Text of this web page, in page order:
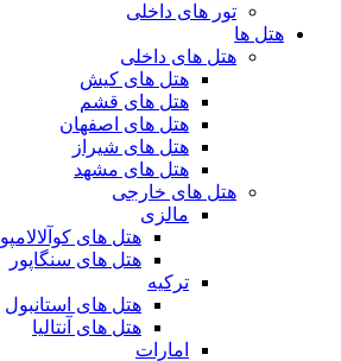
تور های داخلی
هتل ها
هتل های داخلی
هتل های کیش
هتل های قشم
هتل های اصفهان
هتل های شیراز
هتل های مشهد
هتل های خارجی
مالزی
هتل های کوآلالامپو
هتل های سنگاپور
ترکیه
هتل های استانبول
هتل های آنتالیا
امارات